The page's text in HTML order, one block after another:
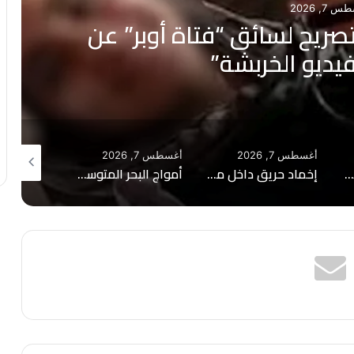
7, 2026
لسائق “فتاة أوبر” عن
الخربشة”
نهاية مأساوية لنزهته.. غرق شاب في مياه بحيرة قارون بالفيوم
أغسطس 7, 2026
إخماد حريق داخل مصنع حاصلات زراعية بالإسكندرية
أغسطس 7, 2026
أمواج البحر المتوسط تبتلع شابًا في شاطئ برج البرلس بكفر الشيخ
أغسطس 7, 2026